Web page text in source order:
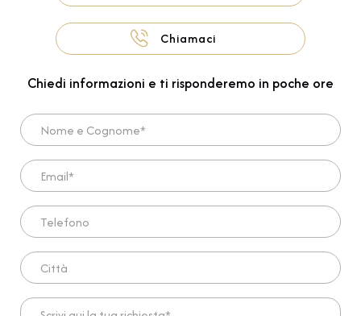
Chiamaci
Chiedi informazioni e ti risponderemo in poche ore
Nome e Cognome*
Email*
Telefono
Città
Scrivi qui la tua richiesta*